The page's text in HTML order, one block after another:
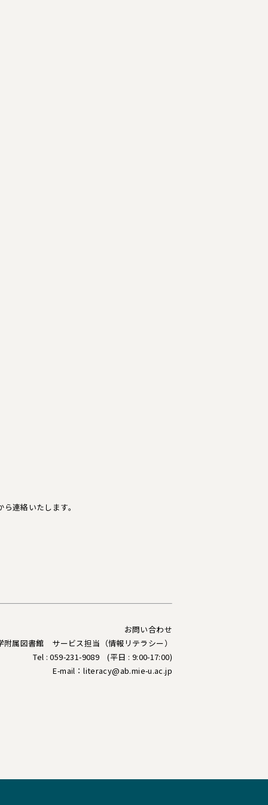
連絡いたします。
お問い合わせ
附属図書館 サービス担当（情報リテラシー）
Tel : 059-231-9089 (平日 : 9:00-17:00)
E-mail：literacy@ab.mie-u.ac.jp